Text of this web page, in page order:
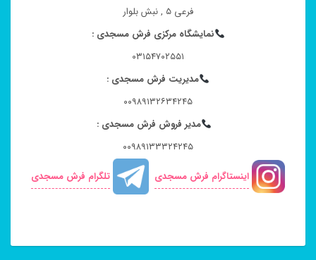
فرعی ۵ , نبش بلوار
نمایشگاه مرکزی فرش مسجدی :
۰۳۱۵۴۷۰۲۵۵۱
مدیریت فرش مسجدی :
۰۰۹۸۹۱۳۲۶۳۴۲۴۵
مدیر فروش فرش مسجدی :
۰۰۹۸۹۱۳۳۳۲۴۲۴۵
اینستاگرام فرش مسجدی
تلگرام فرش مسجدی